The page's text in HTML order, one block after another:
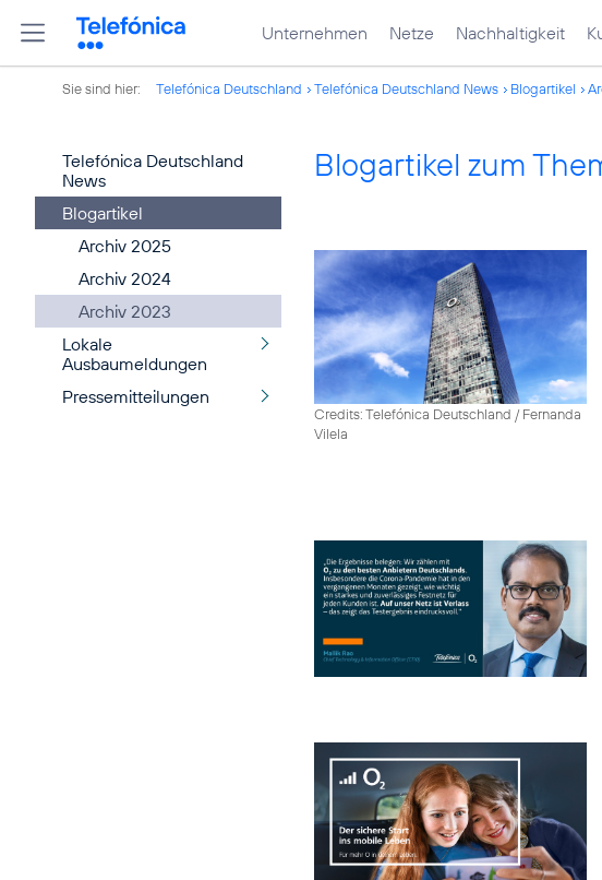
Unternehmen Netze Nachhaltigkeit
Sie sind hier: Telefónica Deutschland Telefónica Deutschland News Blogartikel
Telefónica Deutschland
News
Blogartikel
Archiv 2025
Archiv 2024
Archiv 2023
Lokale
Ausbaumeldungen
Pressemitteilungen
Blogartikel zum
Credits: Telefónica Deutschland / Fernanda
Vilela